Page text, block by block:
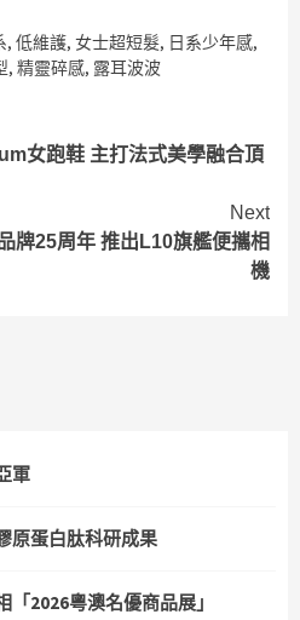
, 低維護, 女士超短髮, 日系少年感,
, 精靈碎感, 露耳波波
女跑鞋 主打法式美學融合頂
Next
牌25周年 推出L10旗艦便攜相
機
軍
原蛋白肽科研成果
2026粵澳名優商品展」